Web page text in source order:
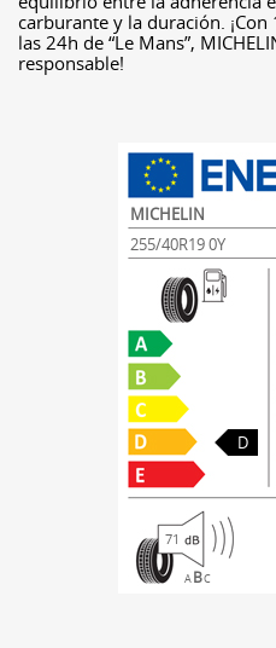
carburante y la duración.
las 24h de “Le Mans”,
responsable!
MICHELIN
255/40R19 0Y
D
71
A BC